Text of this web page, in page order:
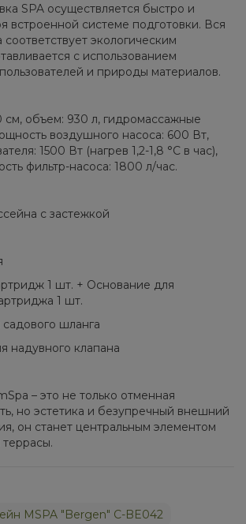
SPA осуществляется быстро и
встроенной системе подготовки. Вся
экологическим
с использованием
и природы материалов.
см, объем: 930 л, гидромассажные
воздушного насоса: 600 Вт,
1500 Вт (нагрев 1,2-1,8 °C в час),
фильтр-насоса: 1800 л/час.
с застежкой
1 шт. + Основание для
1 шт.
шланга
надувного клапана
– это не только отменная
но эстетика и безупречный внешний
он станет центральным элементом
MSPA "Bergen" C-BE042